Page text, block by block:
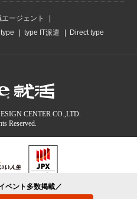
ージェント
type IT派遣 Direct type
CENTER CO.,LTD.
Reserved.
営する
ベント多数掲載／